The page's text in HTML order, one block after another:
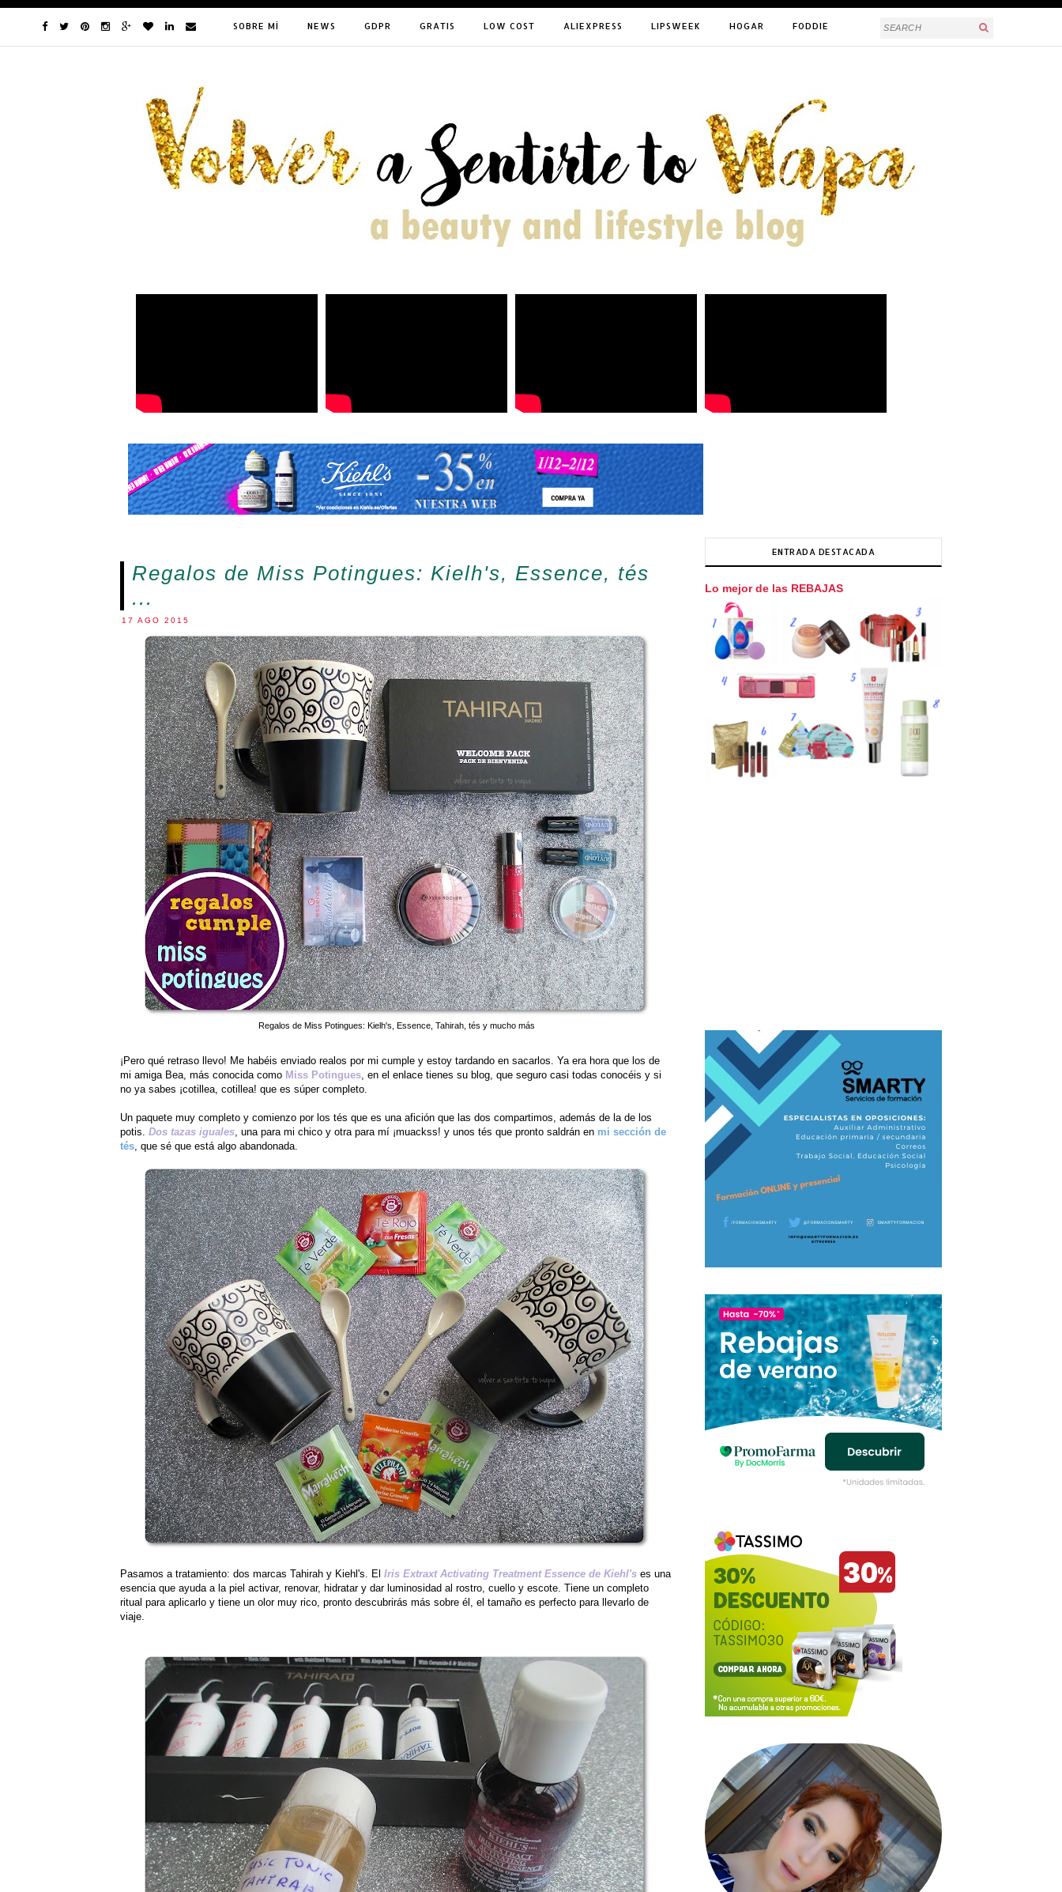
SOBRE MÍ NEWS GDPR GRATIS LOW COST ALIEXPRESS LIPSWEEK HOGAR FODDIE
Regalos de Miss Potingues: Kielh's, Essence, tés
...
17 AGO 2015
Regalos de Miss Potingues: Kielh's, Essence, Tahirah, tés y mucho más
¡Pero qué retraso llevo! Me habéis enviado realos por mi cumple y estoy tardando en sacarlos. Ya era hora que los de
mi amiga Bea, más conocida como Miss Potingues , en el enlace tienes su blog, que seguro casi todas conocéis y si
no ya sabes ¡cotillea, cotillea! que es súper completo.
Un paquete muy completo y comienzo por los tés que es una afición que las dos compartimos, además de la de los
potis. Dos tazas iguales , una para mi chico y otra para mí ¡muackss! y unos tés que pronto saldrán en mi sección de
tés , que sé que está algo abandonada.
Pasamos a tratamiento: dos marcas Tahirah y Kiehl's. El Iris Extraxt Activating Treatment Essence de Kiehl's es una
esencia que ayuda a la piel activar, renovar, hidratar y dar luminosidad al rostro, cuello y escote. Tiene un completo
ritual para aplicarlo y tiene un olor muy rico, pronto descubrirás más sobre él, el tamaño es perfecto para llevarlo de
viaje.
ENTRADA DESTACADA
Lo mejor de las REBAJAS